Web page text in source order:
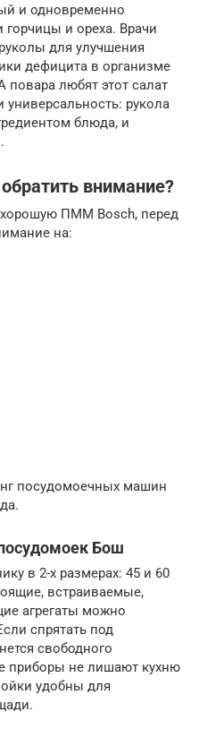
и одновременно
и ореха. Врачи
для улучшения
дефицита в организме
любят этот салат
универсальность: рукола
блюда, и
внимание?
хорошую ПММ Bosch, перед
на:
посудомоечных машин
Бош
в 2-х размерах: 45 и 60
встраиваемые,
агрегаты можно
спрятать под
свободного
приборы не лишают кухню
удобны для